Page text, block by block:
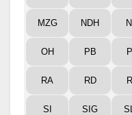
MZG NDH
OH PB
RA RD
SI SIG